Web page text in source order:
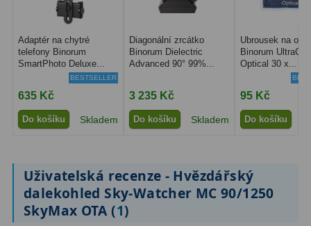
Adaptér na chytré
telefony Binorum
SmartPhoto Deluxe...
BESTSELLER
635 Kč
Do košíku Skladem
Diagonální zrcátko
Binorum Dielectric
Advanced 90° 99%...
3 235 Kč
Do košíku Skladem
Ubrousek na
Binorum
Optical 30 x...
95 Kč
Do košíku
Uživatelská recenze - Hvězdářský
dalekohled Sky-Watcher MC 90/1250
SkyMax OTA (1)